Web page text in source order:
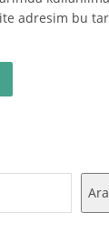
adresim bu
Ara